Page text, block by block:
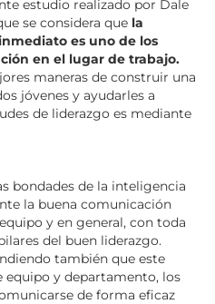
estudio realizado por Dale
se considera que la
es uno de los
en el lugar de trabajo.
maneras de construir una
jóvenes y ayudarles a
de liderazgo es mediante
bondades de la inteligencia
la buena comunicación
y en general, con toda
del buen liderazgo.
también que este
equipo y departamento, los
de forma eficaz